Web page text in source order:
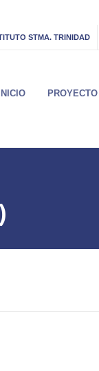
STMA. TRINIDAD
INICIO